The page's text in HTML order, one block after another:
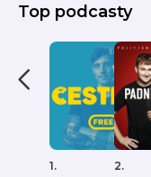
Top podcasty
1. 2.